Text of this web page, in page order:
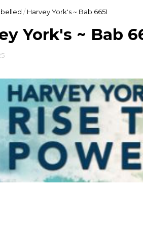
/ Harvey York's ~ Bab 6651
York's ~ Bab